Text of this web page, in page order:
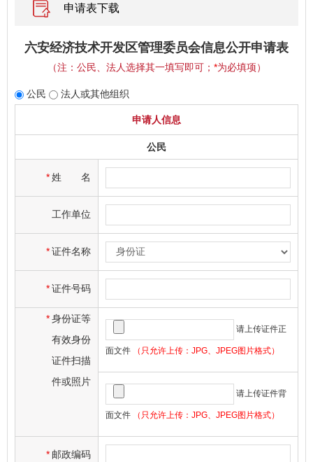
申请表下载
六安经济技术开发区管理委员会信息公开申请表
（注：公民、法人选择其一填写即可； *为必填项）
公民 法人或其他组织
申请人信息
公民
*姓 名
工作单位
*证件名称
*证件号码
*身份证等
有效身份
证件扫描
件或照片
请上传证件正
面文件 （只允许上传：JPG、JPEG图片格式）
请上传证件背
面文件 （只允许上传：JPG、JPEG图片格式）
* 邮政编码